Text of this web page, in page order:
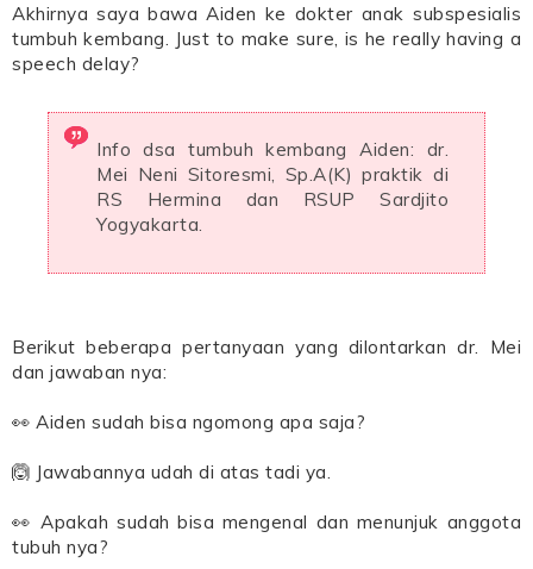
Akhirnya saya bawa Aiden ke dokter anak subspesialis
tumbuh kembang. Just to make sure, is he really having a
speech delay?
Info dsa tumbuh kembang Aiden: dr.
Mei Neni Sitoresmi, Sp.A(K) praktik di
RS Hermina dan RSUP Sardjito
Yogyakarta.
Berikut beberapa pertanyaan yang dilontarkan dr. Mei
dan jawaban nya:
👀 Aiden sudah bisa ngomong apa saja?
🙆 Jawabannya udah di atas tadi ya.
👀 Apakah sudah bisa mengenal dan menunjuk anggota
tubuh nya?